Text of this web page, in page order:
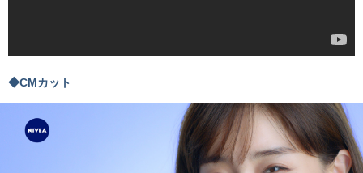
◆CMカット